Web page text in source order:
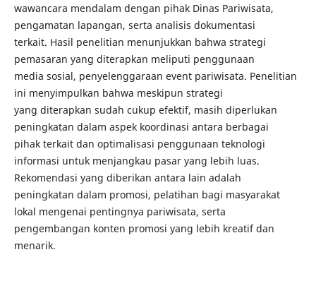
wawancara mendalam dengan pihak Dinas Pariwisata,
pengamatan lapangan, serta analisis dokumentasi
terkait. Hasil penelitian menunjukkan bahwa strategi
pemasaran yang diterapkan meliputi penggunaan
media sosial, penyelenggaraan event pariwisata. Penelitian
ini menyimpulkan bahwa meskipun strategi
yang diterapkan sudah cukup efektif, masih diperlukan
peningkatan dalam aspek koordinasi antara berbagai
pihak terkait dan optimalisasi penggunaan teknologi
informasi untuk menjangkau pasar yang lebih luas.
Rekomendasi yang diberikan antara lain adalah
peningkatan dalam promosi, pelatihan bagi masyarakat
lokal mengenai pentingnya pariwisata, serta
pengembangan konten promosi yang lebih kreatif dan
menarik.